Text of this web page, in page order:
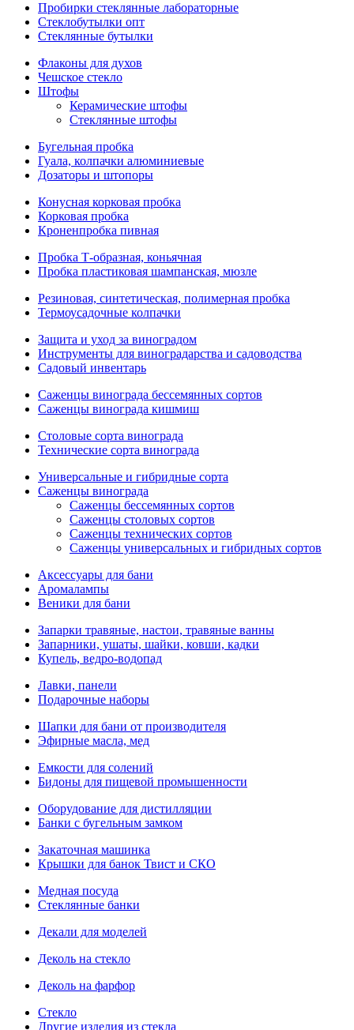
Пробирки стеклянные лабораторные
Стеклобутылки опт
Стеклянные бутылки
Флаконы для духов
Чешское стекло
Штофы
Керамические штофы
Стеклянные штофы
Бугельная пробка
Гуала, колпачки алюминиевые
Дозаторы и штопоры
Конусная корковая пробка
Корковая пробка
Кроненпробка пивная
Пробка Т-образная, коньячная
Пробка пластиковая шампанская, мюзле
Резиновая, синтетическая, полимерная пробка
Термоусадочные колпачки
Защита и уход за виноградом
Инструменты для виноградарства и садоводства
Садовый инвентарь
Саженцы винограда бессемянных сортов
Саженцы винограда кишмиш
Столовые сорта винограда
Технические сорта винограда
Универсальные и гибридные сорта
Саженцы винограда
Саженцы бессемянных сортов
Саженцы столовых сортов
Саженцы технических сортов
Саженцы универсальных и гибридных сортов
Аксессуары для бани
Аромалампы
Веники для бани
Запарки травяные, настои, травяные ванны
Запарники, ушаты, шайки, ковши, кадки
Купель, ведро-водопад
Лавки, панели
Подарочные наборы
Шапки для бани от производителя
Эфирные масла, мед
Емкости для солений
Бидоны для пищевой промышенности
Оборудование для дистилляции
Банки с бугельным замком
Закаточная машинка
Крышки для банок Твист и СКО
Медная посуда
Стеклянные банки
Декали для моделей
Деколь на стекло
Деколь на фарфор
Стекло
Другие изделия из стекла